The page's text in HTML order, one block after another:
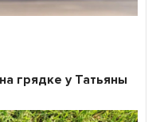
грядке у Татьяны